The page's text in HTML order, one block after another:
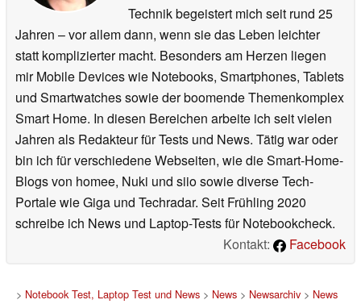
Technik begeistert mich seit rund 25
Jahren – vor allem dann, wenn sie das Leben leichter
statt komplizierter macht. Besonders am Herzen liegen
mir Mobile Devices wie Notebooks, Smartphones, Tablets
und Smartwatches sowie der boomende Themenkomplex
Smart Home. In diesen Bereichen arbeite ich seit vielen
Jahren als Redakteur für Tests und News. Tätig war oder
bin ich für verschiedene Webseiten, wie die Smart-Home-
Blogs von homee, Nuki und siio sowie diverse Tech-
Portale wie Giga und Techradar. Seit Frühling 2020
schreibe ich News und Laptop-Tests für Notebookcheck.
Kontakt:
Facebook
> Notebook Test, Laptop Test und News> News> Newsarchiv> News